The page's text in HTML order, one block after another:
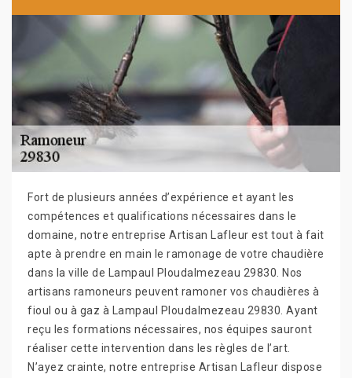
Fort de plusieurs années d’expérience et ayant les
compétences et qualifications nécessaires dans le
domaine, notre entreprise Artisan Lafleur est tout à fait
apte à prendre en main le ramonage de votre chaudière
dans la ville de Lampaul Ploudalmezeau 29830. Nos
artisans ramoneurs peuvent ramoner vos chaudières à
fioul ou à gaz à Lampaul Ploudalmezeau 29830. Ayant
reçu les formations nécessaires, nos équipes sauront
réaliser cette intervention dans les règles de l’art.
N’ayez crainte, notre entreprise Artisan Lafleur dispose